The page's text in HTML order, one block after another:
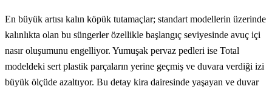
En büyük artısı kalın köpük tutamaçlar; standart modellerin üzerinde
kalınlıkta olan bu süngerler özellikle başlangıç seviyesinde avuç içi
nasır oluşumunu engelliyor. Yumuşak pervaz pedleri ise Total
modeldeki sert plastik parçaların yerine geçmiş ve duvara verdiği izi
büyük ölçüde azaltıyor. Bu detay kira dairesinde yaşayan ve duvar